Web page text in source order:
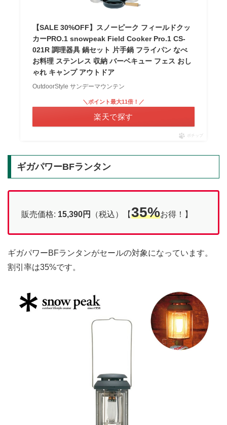
【SALE 30%OFF】スノーピーク フィールドクッ
カーPRO.1 snowpeak Field Cooker Pro.1 CS-
021R 調理器具 鍋セット 片手鍋 フライパン なべ
お料理 ステンレス 収納 バーベキュー フェス おし
ゃれ キャンプ アウトドア
OutdoorStyle サンデーマウンテン
＼ポイント最大11倍！／
楽天で探す
ポチップ
ギガパワーBFランタン
販売価格: 15,390円 （税込）【35%お得！】
ギガパワーBFランタンがセールの対象になっています。
割引率は35%です。